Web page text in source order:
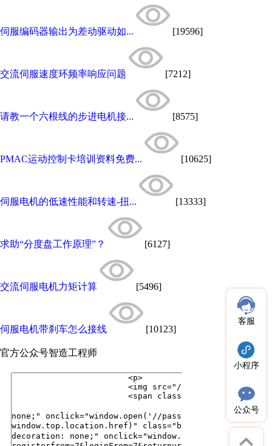
伺服编码器输出为差动驱动如... [19596]
交流伺服速度环频率响应问题 [7212]
请教一个六根线的步进电机接... [8575]
PMAC运动控制卡培训资料免费... [10625]
伺服电机的低速性能和转速-扭... [13333]
求助“分度盘工作原理”？ [6127]
交流伺服电机力矩计算 [5496]
伺服电机带刹车怎么接线 [10123]
官方公众号智造工程师
客服
小程序
公众号